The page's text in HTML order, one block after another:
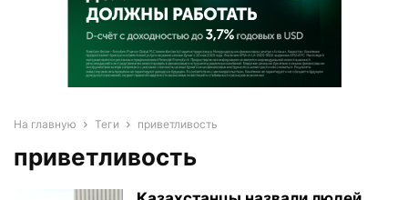
На главную Теги приветливость
приветливость